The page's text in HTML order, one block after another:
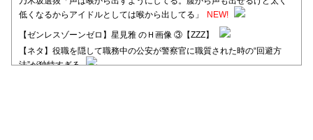
低くなるからアイドルとしては喉から出してる」
NEW!
【ゼンレスゾーンゼロ】星見雅 のＨ画像 ③【ZZZ】
【ネタ】役職を隠して職務中の公安が警察官に職質された時の“回避方
法”が独特すぎる